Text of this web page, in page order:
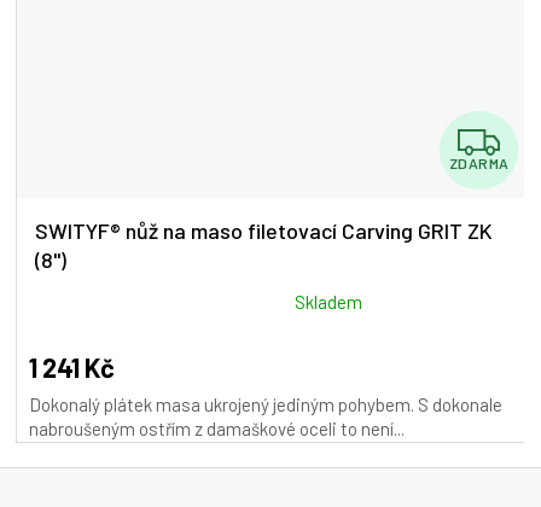
Z
D
ZDARMA
SWITYF® nůž na maso filetovací Carving GRIT ZK
(8")
produktu
je
5,0
z
Skladem
1 241 Kč
Dokonalý plátek masa ukrojený jediným pohybem. S dokonale
nabroušeným ostřím z damaškové oceli to není...